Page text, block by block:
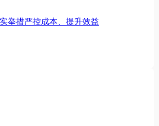
举措严控成本、提升效益